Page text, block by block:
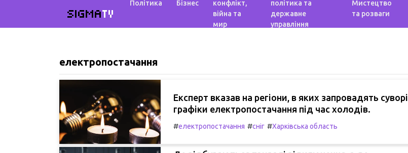
SIGMATV
Політика Бізнес
конфлікт,
війна та
мир
політика та
державне
управління
Мистецтво
та розваги
електропостачання
Експерт вказав на регіони, в яких запровадять суворі
графіки електропостачання під час холодів.
#електропостачання #сніг #Харківська область